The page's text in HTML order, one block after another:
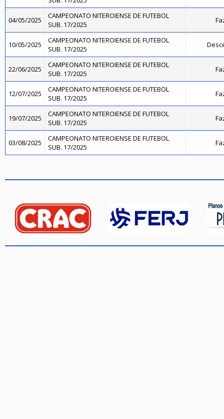
04/05/2025
CAMPEONATO NITEROIENSE DE FUTEBOL
SUB. 17/2025
10/05/2025
CAMPEONATO NITEROIENSE DE FUTEBOL
SUB. 17/2025
22/06/2025
CAMPEONATO NITEROIENSE DE FUTEBOL
SUB. 17/2025
12/07/2025
CAMPEONATO NITEROIENSE DE FUTEBOL
SUB. 17/2025
19/07/2025
CAMPEONATO NITEROIENSE DE FUTEBOL
SUB. 17/2025
03/08/2025
CAMPEONATO NITEROIENSE DE FUTEBOL
SUB. 17/2025